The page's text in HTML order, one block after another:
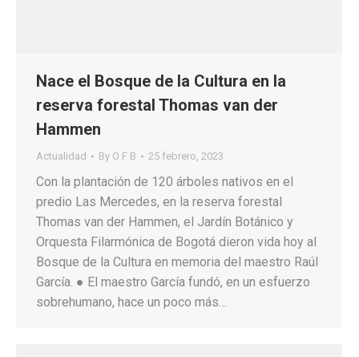
Nace el Bosque de la Cultura en la
reserva forestal Thomas van der
Hammen
Actualidad By O F B 25 febrero, 2023
Con la plantación de 120 árboles nativos en el
predio Las Mercedes, en la reserva forestal
Thomas van der Hammen, el Jardín Botánico y
Orquesta Filarmónica de Bogotá dieron vida hoy al
Bosque de la Cultura en memoria del maestro Raúl
García. ● El maestro García fundó, en un esfuerzo
sobrehumano, hace un poco más…